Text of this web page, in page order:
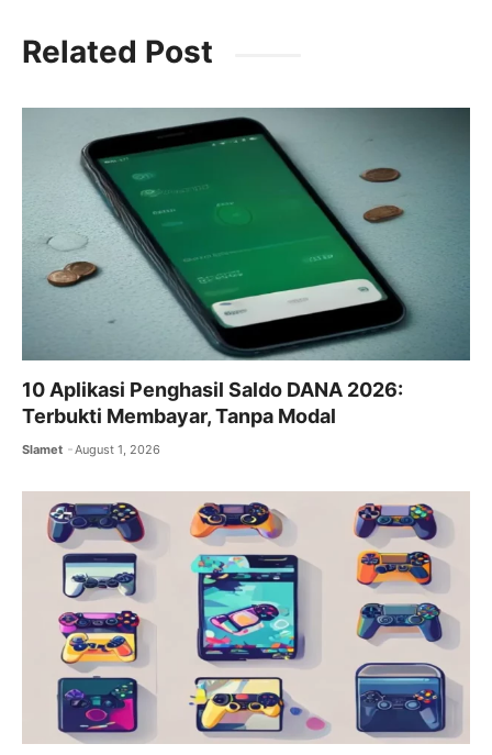
e
o
o
k
erl
p
Related Post
10 Aplikasi Penghasil Saldo DANA 2026:
Terbukti Membayar, Tanpa Modal
Slamet August 1, 2026